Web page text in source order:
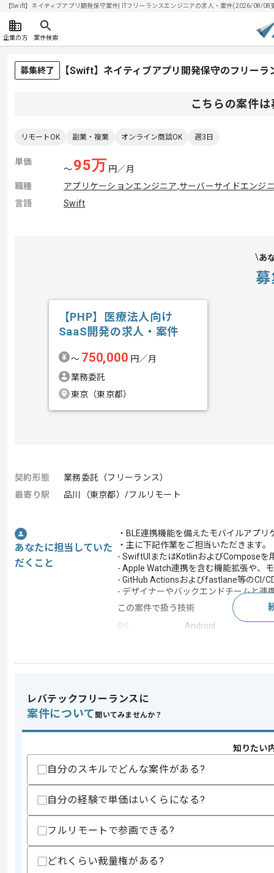
【Swift】ネイティブアプリ開発保守案件| ITフリーランスエンジニアの求人・案件(2026/08/08
企業の方 案件検索
募集終了 【Swift】ネイティブアプリ開発保守のフリーラ
こちらの案件
リモートOK 副業・複業 オンライン商談OK 週3日
単価
〜95万 円／月
職種
アプリケーションエンジニア,サーバーサイドエンジ
言語
Swift
あ
【PHP】医療法人向け
SaaS開発の求人・案件
〜 750,000 円／月
業務委託
東京（東京都）
契約形態
業務委託（フリーランス）
最寄り駅
品川（東京都）/フルリモート
あなたに担当していた
だくこと
・BLE連携機能を備えたモバイルアプ
・主に下記作業をご担当いただきます。
- SwiftUIまたはKotlinおよびComposeを
- Apple Watch連携を含む機能拡張や、
- GitHub Actionsおよびfastlane等のCI/
- デザイナーやバックエンドチームと連
この案件で扱う技術
OS
Android
この案件のポイント
担当領域/システ
スキル
求めるスキル
・BLE連携機能の開発、実装実務経験
・GitおよびGitHubを利用したチーム開
・CI/CDツールを用いた保守、改善の実
歓迎スキル
・Apple Watch向けアプリの開発経験
レバテックフリーランスに
案件について 聞いてみませんか？
知りたい
自分のスキルでどんな案件がある?
自分の経験で単価はいくらになる?
フルリモートで参画できる?
どれくらい裁量権がある?